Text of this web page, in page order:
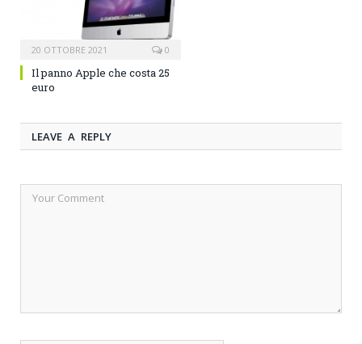
20 OTTOBRE 2021 0
Il panno Apple che costa 25
euro
LEAVE A REPLY